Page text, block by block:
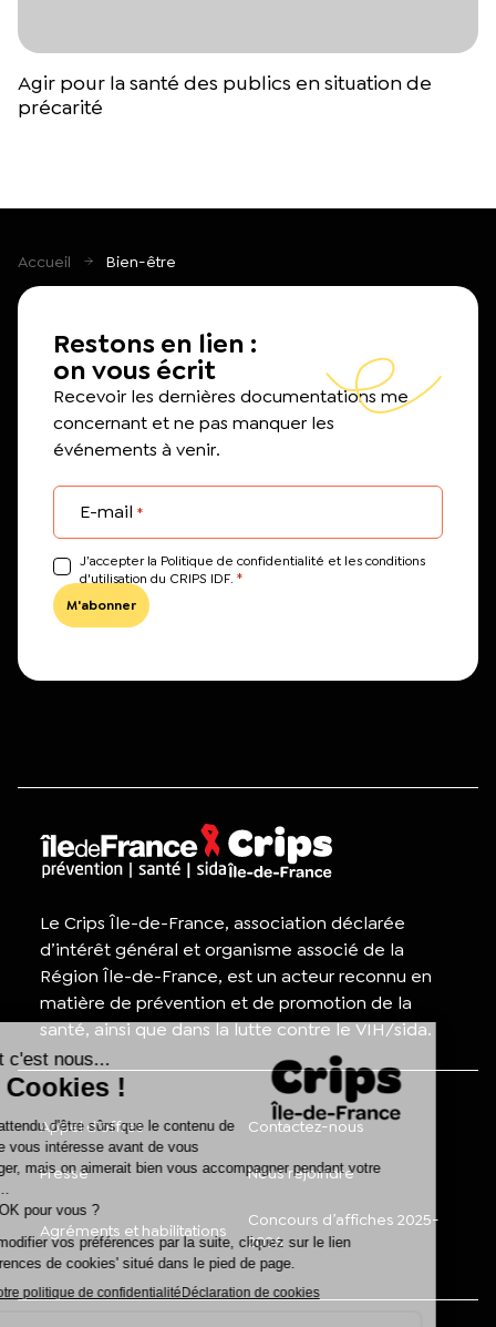
Agir pour la santé des publics en situation de
précarité
Accueil Bien-être
Restons en lien :
on vous écrit
Recevoir les dernières documentations me
concernant et ne pas manquer les
événements à venir.
E-mail *
J’accepter la Politique de confidentialité et les conditions
d'utilisation du CRIPS IDF. *
Le Crips Île-de-France, association déclarée
d’intérêt général et organisme associé de la
Région Île-de-France, est un acteur reconnu en
matière de prévention et de promotion de la
santé, ainsi que dans la lutte contre le VIH/sida.
Appel d'offres Contactez-nous
Presse Nous rejoindre
Agréments et habilitations
Concours d’affiches 2025-
2026